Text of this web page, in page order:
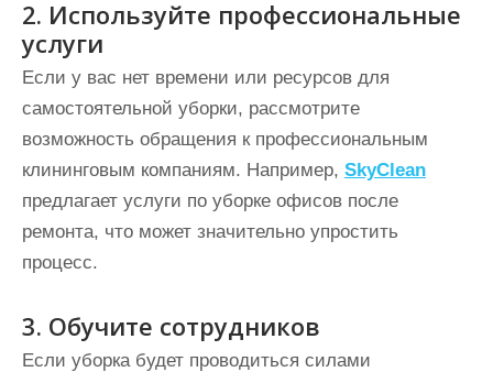
2. Используйте профессиональные
услуги
Если у вас нет времени или ресурсов для
самостоятельной уборки, рассмотрите
возможность обращения к профессиональным
клининговым компаниям. Например, SkyClean
предлагает услуги по уборке офисов после
ремонта, что может значительно упростить
процесс.
3. Обучите сотрудников
Если уборка будет проводиться силами